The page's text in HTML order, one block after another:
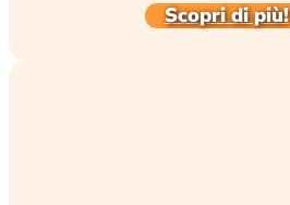
Scopri di più!